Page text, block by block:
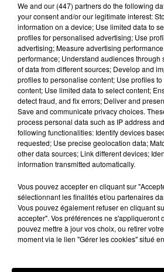
Lecture (1 min 24 sec)
100%
18 juin 2025 - 1 min 24 sec
L'AGENDA DU GERS DU 18/
We and our (447) partnersdo the following
your consent and/or our legitimate interest:
information on a device; Use limited data to
profiles for personalised advertising; Use
advertising; Measure advertising
performance; Understand audiences through
of data from different sources; Develop and
profiles to personalise content; Use profiles
content; Use limited data to select content;
detect fraud, and fix errors; Deliver and
Save and communicate privacy choices.
process personal data such as IP address
following functionalities: Identify devices
requested; Use precise geolocation data;
other data sources; Link different devices;
information transmitted automatically.
Vous pouvez accepter en cliquant sur
sélectionnant les finalités et/ou partenaires
Vous pouvez également refuser en cliquant
accepter". Vos préférences ne s'appliqueront
pouvez mettre à jour vos choix, ou retirer
moment via le lien "Gérer les cookies" situé